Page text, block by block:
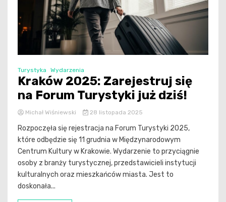
Turystyka Wydarzenia
Kraków 2025: Zarejestruj się
na Forum Turystyki już dziś!
Michał Wiśniewski 28 listopada 2025
Rozpoczęła się rejestracja na Forum Turystyki 2025,
które odbędzie się 11 grudnia w Międzynarodowym
Centrum Kultury w Krakowie. Wydarzenie to przyciągnie
osoby z branży turystycznej, przedstawicieli instytucji
kulturalnych oraz mieszkańców miasta. Jest to
doskonała...